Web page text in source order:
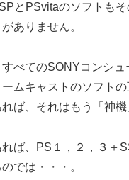
とPSvitaのソフトも
ありません。
べてのSONYコンシュ
ムキャストのソフト
ば、それはもう「神機
ば、PS１，２，３＋
では・・・。